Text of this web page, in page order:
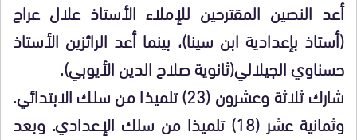
أعد النصين المقترحين للإملاء الأستاذ علال عراج
(أستاذ بإعدادية ابن سينا)، بينما أعد الرائزين الأستاذ
حسناوي الجيلالي(ثانوية صلاح الدين الأيوبي).
شارك ثلاثة وعشرون (23) تلميذا من سلك الابتدائي.
وثمانية عشر (18) تلميذا من سلك الإعدادي. وبعد